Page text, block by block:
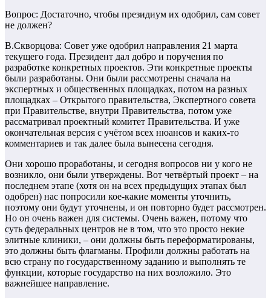
Вопрос: Достаточно, чтобы президиум их одобрил, сам совет
не должен?
В.Скворцова: Совет уже одобрил направления 21 марта
текущего года. Президент дал добро и поручения по
разработке конкретных проектов. Эти конкретные проекты
были разработаны. Они были рассмотрены сначала на
экспертных и общественных площадках, потом на разных
площадках – Открытого правительства, Экспертного совета
при Правительстве, внутри Правительства, потом уже
рассматривал проектный комитет Правительства. И уже
окончательная версия с учётом всех нюансов и каких-то
комментариев и так далее была вынесена сегодня.
Они хорошо проработаны, и сегодня вопросов ни у кого не
возникло, они были утверждены. Вот четвёртый проект – на
последнем этапе (хотя он на всех предыдущих этапах был
одобрен) нас попросили кое-какие моменты уточнить,
поэтому они будут уточнены, и он повторно будет рассмотрен.
Но он очень важен для системы. Очень важен, потому что
суть федеральных центров не в том, что это просто некие
элитные клиники, – они должны быть переформатированы,
это должны быть флагманы. Профили должны работать на
всю страну по государственному заданию и выполнять те
функции, которые государство на них возложило. Это
важнейшее направление.